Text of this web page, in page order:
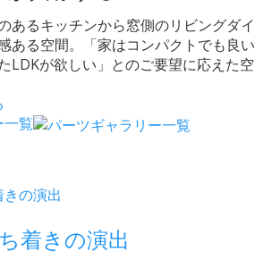
あるキッチンから窓側のリビングダイ
ある空間。「家はコンパクトでも良い
LDKが欲しい」とのご要望に応えた空
一覧
着きの演出